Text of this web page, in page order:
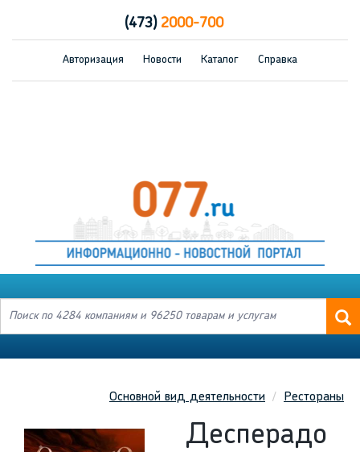
(473)2000-700
Авторизация Новости Каталог Справка
Основной вид деятельности Рестораны
Десперадо